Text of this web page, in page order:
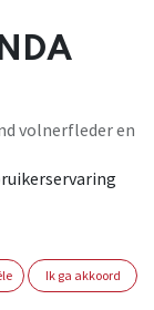
volnerfleder en
met een hoog
mm - 3,8 mm).
geleidende
Ik ga akkoord